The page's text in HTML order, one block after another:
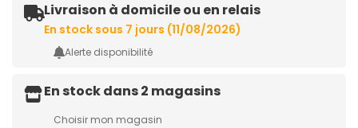
Livraison à domicile ou en relais
En stock sous 7 jours (11/08/2026)
Alerte disponibilité
En stock dans 2 magasins
Choisir mon magasin